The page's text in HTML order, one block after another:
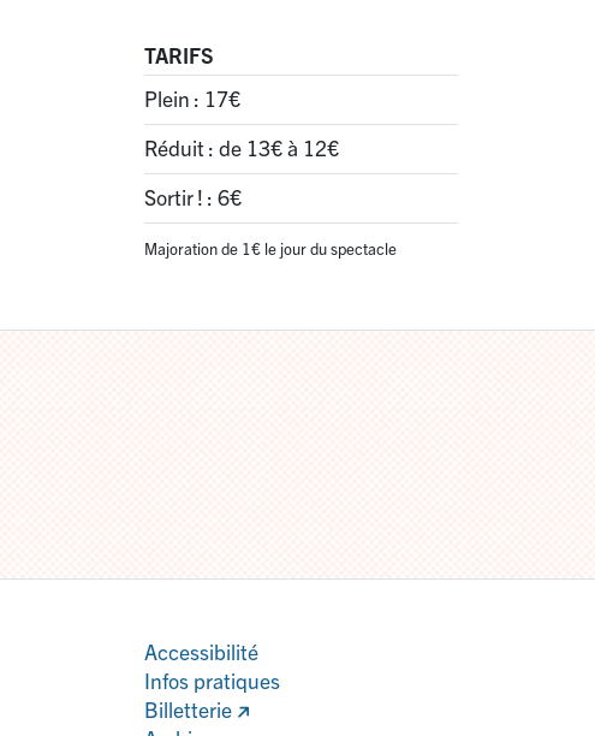
TARIFS
Plein : 17€
Réduit : de 13€ à 12€
Sortir! : 6€
Majoration de 1€ le jour du spectacle
Accessibilité
Infos pratiques
Billetterie